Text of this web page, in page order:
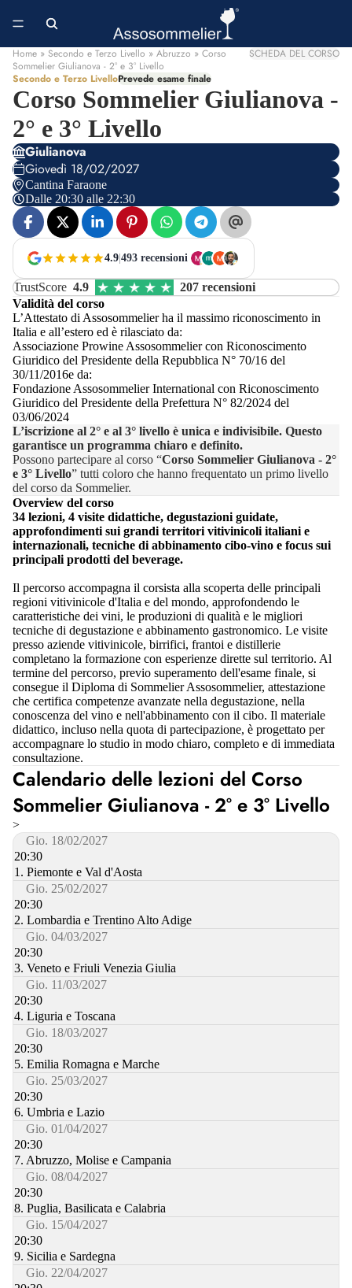
Home » Secondo e Terzo Livello » Abruzzo » Corso
Sommelier Giulianova - 2° e 3° Livello
SCHEDA DEL CORSO
Secondo e Terzo LivelloPrevede esame finale
Corso Sommelier Giulianova -
2° e 3° Livello
Giulianova
Giovedì 18/02/2027
Cantina Faraone
Dalle 20:30 alle 22:30
4.9 493 recensioni
TrustScore 4.9
207 recensioni
Validità del corso
L’Attestato di Assosommelier ha il massimo riconoscimento in
Italia e all’estero ed è rilasciato da:
Associazione Prowine Assosommelier con Riconoscimento
Giuridico del Presidente della Repubblica N° 70/16 del
30/11/2016e da:
Fondazione Assosommelier International con Riconoscimento
Giuridico del Presidente della Prefettura N° 82/2024 del
03/06/2024
L’iscrizione al 2° e al 3° livello è unica e indivisibile. Questo
garantisce un programma chiaro e definito.
Possono partecipare al corso “Corso Sommelier Giulianova - 2°
e 3° Livello” tutti coloro che hanno frequentato un primo livello
del corso da Sommelier.
Overview del corso
34 lezioni, 4 visite didattiche, degustazioni guidate,
approfondimenti sui grandi territori vitivinicoli italiani e
internazionali, tecniche di abbinamento cibo-vino e focus sui
principali prodotti del beverage.
Il percorso accompagna il corsista alla scoperta delle principali
regioni vitivinicole d'Italia e del mondo, approfondendo le
caratteristiche dei vini, le produzioni di qualità e le migliori
tecniche di degustazione e abbinamento gastronomico. Le visite
presso aziende vitivinicole, birrifici, frantoi e distillerie
completano la formazione con esperienze dirette sul territorio. Al
termine del percorso, previo superamento dell'esame finale, si
consegue il Diploma di Sommelier Assosommelier, attestazione
che certifica competenze avanzate nella degustazione, nella
conoscenza del vino e nell'abbinamento con il cibo. Il materiale
didattico, incluso nella quota di partecipazione, è progettato per
accompagnare lo studio in modo chiaro, completo e di immediata
consultazione.
Calendario delle lezioni del Corso
Sommelier Giulianova - 2° e 3° Livello
>
Gio. 18/02/2027
20:30
1. Piemonte e Val d'Aosta
Gio. 25/02/2027
20:30
2. Lombardia e Trentino Alto Adige
Gio. 04/03/2027
20:30
3. Veneto e Friuli Venezia Giulia
Gio. 11/03/2027
20:30
4. Liguria e Toscana
Gio. 18/03/2027
20:30
5. Emilia Romagna e Marche
Gio. 25/03/2027
20:30
6. Umbria e Lazio
Gio. 01/04/2027
20:30
7. Abruzzo, Molise e Campania
Gio. 08/04/2027
20:30
8. Puglia, Basilicata e Calabria
Gio. 15/04/2027
20:30
9. Sicilia e Sardegna
Gio. 22/04/2027